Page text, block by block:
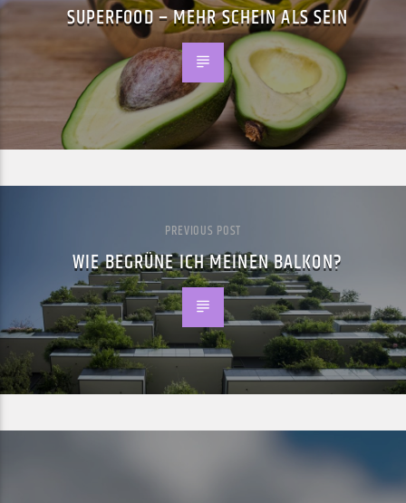
SUPERFOOD – MEHR SCHEIN ALS SEIN
PREVIOUS POST
WIE BEGRÜNE ICH MEINEN BALKON?